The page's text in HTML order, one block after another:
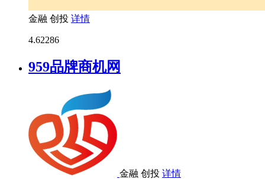
金融 创投 详情
4.62286
959品牌商机网
金融 创投 详情